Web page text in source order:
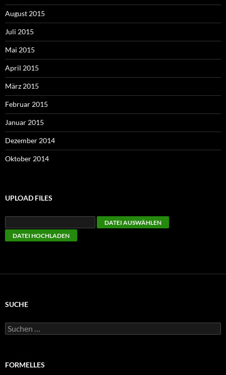
August 2015
Juli 2015
Mai 2015
April 2015
März 2015
Februar 2015
Januar 2015
Dezember 2014
Oktober 2014
UPLOAD FILES
SUCHE
Suchen
nach:
FORMELLES